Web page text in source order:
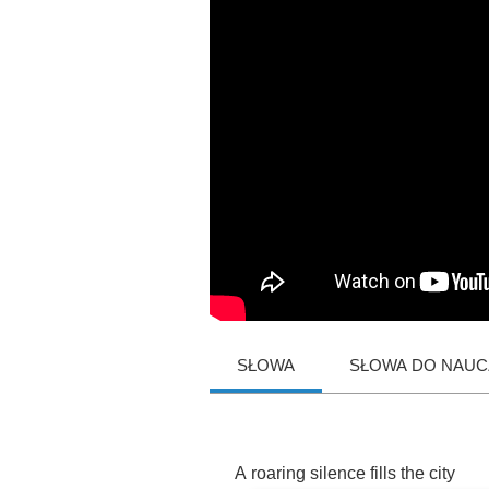
SŁOWA SŁOWA DO
A roaring silence fills the city